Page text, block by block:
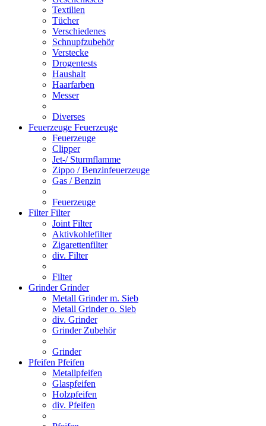
Textilien
Tücher
Verschiedenes
Schnupfzubehör
Verstecke
Drogentests
Haushalt
Haarfarben
Messer
Diverses
Feuerzeuge Feuerzeuge
Feuerzeuge
Clipper
Jet-/ Sturmflamme
Zippo / Benzinfeuerzeuge
Gas / Benzin
Feuerzeuge
FilterFilter
Joint Filter
Aktivkohlefilter
Zigarettenfilter
div. Filter
Filter
GrinderGrinder
Metall Grinder m. Sieb
Metall Grinder o. Sieb
div. Grinder
Grinder Zubehör
Grinder
Pfeifen Pfeifen
Metallpfeifen
Glaspfeifen
Holzpfeifen
div. Pfeifen